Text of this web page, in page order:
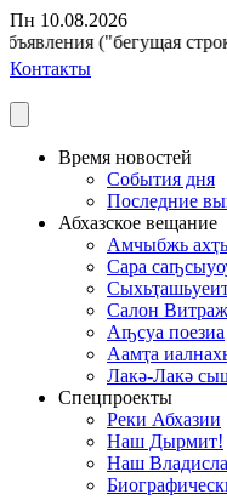
Пн 10.08.2026
("бегущая
Контакты
Время новостей
События дня
Последние
Абхазское вещание
Амчыбжь
Сара
Салон Витраж
Аҧсуа поезиа
Аамҭа
Лакә-Лакә
Спецпроекты
Реки Абхазии
Наш Дырмит!
Наш